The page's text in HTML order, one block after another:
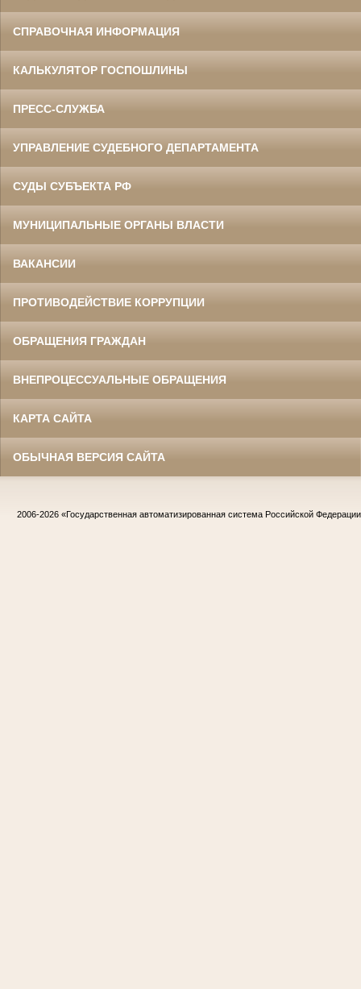
СПРАВОЧНАЯ ИНФОРМАЦИЯ
КАЛЬКУЛЯТОР ГОСПОШЛИНЫ
ПРЕСС-СЛУЖБА
УПРАВЛЕНИЕ СУДЕБНОГО ДЕПАРТАМЕНТА
СУДЫ СУБЪЕКТА РФ
МУНИЦИПАЛЬНЫЕ ОРГАНЫ ВЛАСТИ
ВАКАНСИИ
ПРОТИВОДЕЙСТВИЕ КОРРУПЦИИ
ОБРАЩЕНИЯ ГРАЖДАН
ВНЕПРОЦЕССУАЛЬНЫЕ ОБРАЩЕНИЯ
КАРТА САЙТА
ОБЫЧНАЯ ВЕРСИЯ САЙТА
2006-2026 «Государственная автоматизированная система Российской